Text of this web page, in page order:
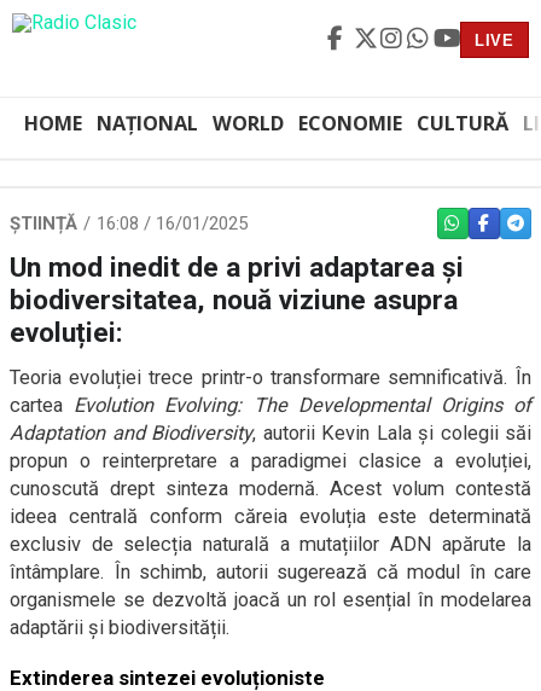
LIVE
HOME NAȚIONAL WORLD ECONOMIE CULTURĂ
ȘTIINȚĂ 16:08 / 16/01/2025 WHATSAPP
Un mod inedit de a privi adaptarea și
biodiversitatea, nouă viziune asupra
evoluției:
Teoria evoluției trece printr-o transformare semnificativă. În
cartea Evolution Evolving: The Developmental Origins of
Adaptation and Biodiversity, autorii Kevin Lala și colegii săi
propun o reinterpretare a paradigmei clasice a evoluției,
cunoscută drept sinteza modernă. Acest volum contestă
ideea centrală conform căreia evoluția este determinată
exclusiv de selecția naturală a mutațiilor ADN apărute la
întâmplare. În schimb, autorii sugerează că modul în care
organismele se dezvoltă joacă un rol esențial în modelarea
adaptării și biodiversității.
Extinderea sintezei evoluționiste